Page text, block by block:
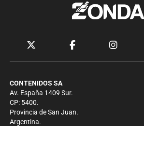
CONTENIDOS SA
Av. España 1409 Sur.
CP: 5400.
Provincia de San Juan.
Argentina.